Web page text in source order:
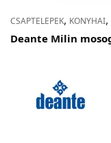
CSAPTELEPEK, KONYHAI,
Deante Milin